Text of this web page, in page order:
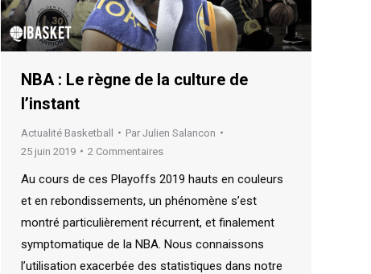
NBA : Le règne de la culture de
l’instant
Actualité Basketball Par Julien Salancon
25 juin 2019
2 Commentaires
Au cours de ces Playoffs 2019 hauts en couleurs
et en rebondissements, un phénomène s’est
montré particulièrement récurrent, et finalement
symptomatique de la NBA. Nous connaissons
l’utilisation exacerbée des statistiques dans notre